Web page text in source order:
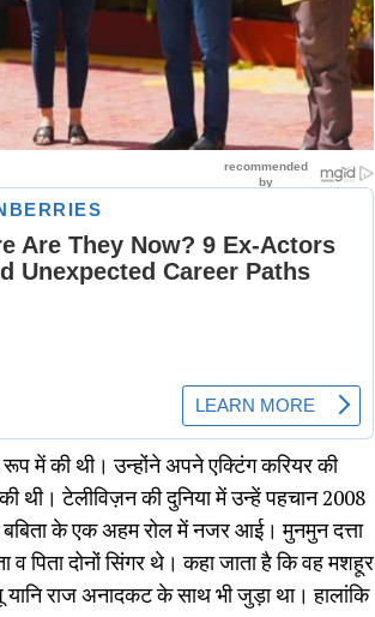
में की थी। उन्होंने अपने एक्टिंग करियर की
थी। टेलीविज़न की दुनिया में उन्हें पहचान 2008
के एक अहम रोल में नजर आई। मुनमुन दत्ता
पिता दोनों सिंगर थे। कहा जाता है कि वह मशहूर
राज अनादकट के साथ भी जुड़ा था। हालांकि